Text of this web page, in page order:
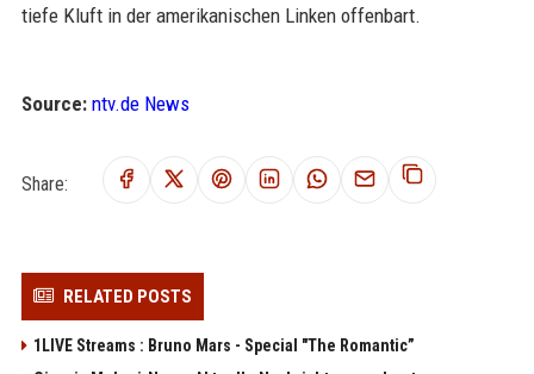
tiefe Kluft in der amerikanischen Linken offenbart.
Source: ntv.de News
Share:
RELATED POSTS
1LIVE Streams : Bruno Mars - Special "The Romantic”